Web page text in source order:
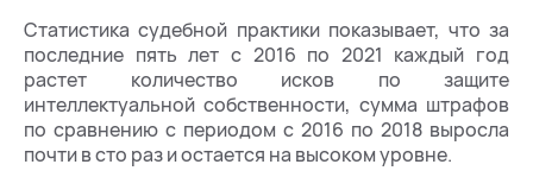
Статистика судебной практики показывает, что за
последние пять лет с 2016 по 2021 каждый год
растет количество исков по защите
интеллектуальной собственности, сумма штрафов
по сравнению с периодом с 2016 по 2018 выросла
почти в сто раз и остается на высоком уровне.